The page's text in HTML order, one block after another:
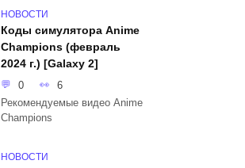
НОВОСТИ
Коды симулятора Anime
Champions (февраль
2024 г.) [Galaxy 2]
0
6
Рекомендуемые видео Anime
Champions
НОВОСТИ